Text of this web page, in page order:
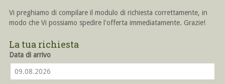
Vi preghiamo di compilare il modulo di richiesta correttamente, in
modo che Vi possiamo spedire l'offerta immediatamente. Grazie!
La tua richiesta
Data di arrivo